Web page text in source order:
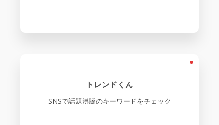
トレンドくん
SNSで話題沸騰のキーワードをチェック